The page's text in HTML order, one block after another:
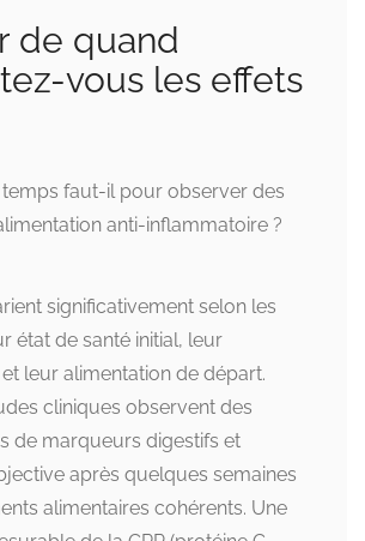
de quand
vous les effets
faut-il pour observer des
anti-inflammatoire ?
significativement selon les
état de santé initial, leur
leur alimentation de départ.
cliniques observent des
de marqueurs digestifs et
après quelques semaines
alimentaires cohérents. Une